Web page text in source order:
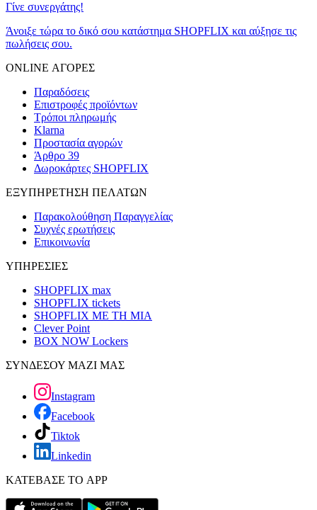
Γίνε συνεργάτης!
Άνοιξε τώρα το δικό σου κατάστημα SHOPFLIX και αύξησε τις
πωλήσεις σου.
ONLINE ΑΓΟΡΕΣ
Παραδόσεις
Επιστροφές προϊόντων
Τρόποι πληρωμής
Klarna
Προστασία αγορών
Άρθρο 39
Δωροκάρτες SHOPFLIX
ΕΞΥΠΗΡΕΤΗΣΗ ΠΕΛΑΤΩΝ
Παρακολούθηση Παραγγελίας
Συχνές ερωτήσεις
Επικοινωνία
ΥΠΗΡΕΣΙΕΣ
SHOPFLIX max
SHOPFLIX tickets
SHOPFLIX ΜΕ ΤΗ ΜΙΑ
Clever Point
BOX NOW Lockers
ΣΥΝΔΕΣΟΥ ΜΑΖΙ ΜΑΣ
Instagram
Facebook
Tiktok
Linkedin
ΚΑΤΕΒΑΣΕ ΤΟ APP